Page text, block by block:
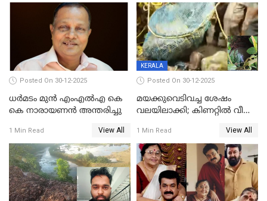
മർദിച്ചതായി പരാതി
Posted On 30-12-2025
ധർമടം മുൻ എംഎല്‍എ കെ
കെ നാരായണന്‍ അന്തരിച്ചു
1 Min Read View All
KERALA
Posted On 30-12-2025
മയക്കുവെടിവച്ച ശേഷം
വലയിലാക്കി; കിണറ്റിൽ വീണ
1 Min Read View All